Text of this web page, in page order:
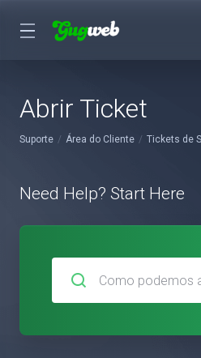
Abrir Ticket
Suporte Área do Cliente Tickets de
Need Help? Start Here